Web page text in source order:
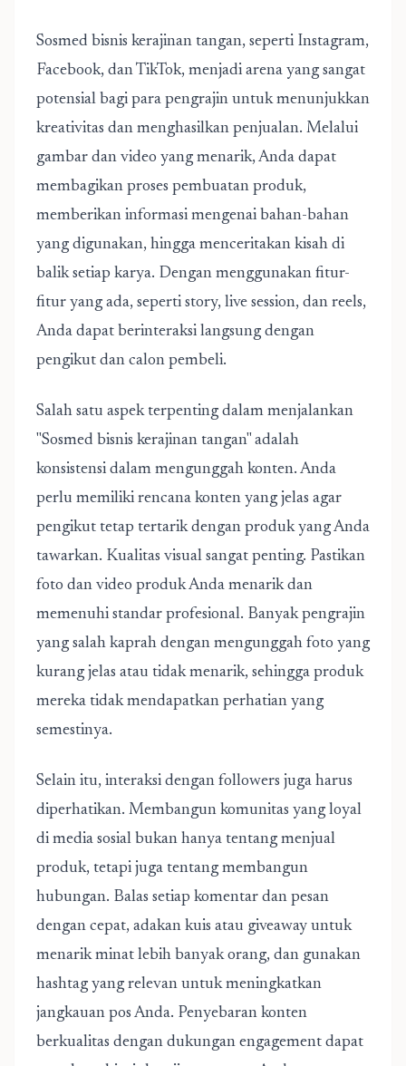
Sosmed bisnis kerajinan tangan, seperti Instagram,
Facebook, dan TikTok, menjadi arena yang sangat
potensial bagi para pengrajin untuk menunjukkan
kreativitas dan menghasilkan penjualan. Melalui
gambar dan video yang menarik, Anda dapat
membagikan proses pembuatan produk,
memberikan informasi mengenai bahan-bahan
yang digunakan, hingga menceritakan kisah di
balik setiap karya. Dengan menggunakan fitur-
fitur yang ada, seperti story, live session, dan reels,
Anda dapat berinteraksi langsung dengan
pengikut dan calon pembeli.
Salah satu aspek terpenting dalam menjalankan
"Sosmed bisnis kerajinan tangan" adalah
konsistensi dalam mengunggah konten. Anda
perlu memiliki rencana konten yang jelas agar
pengikut tetap tertarik dengan produk yang Anda
tawarkan. Kualitas visual sangat penting. Pastikan
foto dan video produk Anda menarik dan
memenuhi standar profesional. Banyak pengrajin
yang salah kaprah dengan mengunggah foto yang
kurang jelas atau tidak menarik, sehingga produk
mereka tidak mendapatkan perhatian yang
semestinya.
Selain itu, interaksi dengan followers juga harus
diperhatikan. Membangun komunitas yang loyal
di media sosial bukan hanya tentang menjual
produk, tetapi juga tentang membangun
hubungan. Balas setiap komentar dan pesan
dengan cepat, adakan kuis atau giveaway untuk
menarik minat lebih banyak orang, dan gunakan
hashtag yang relevan untuk meningkatkan
jangkauan pos Anda. Penyebaran konten
berkualitas dengan dukungan engagement dapat